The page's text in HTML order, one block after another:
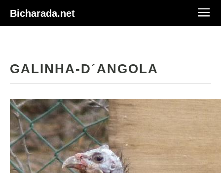
Bicharada.net
GALINHA-D´ANGOLA